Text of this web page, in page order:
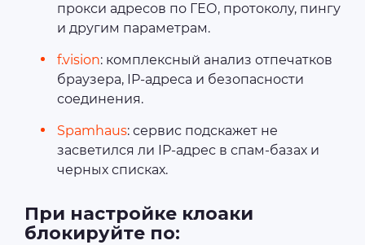
прокси адресов по ГЕО, протоколу, пингу
и другим параметрам.
f.vision: комплексный анализ отпечатков
браузера, IP-адреса и безопасности
соединения.
Spamhaus: сервис подскажет не
засветился ли IP-адрес в спам-базах и
черных списках.
При настройке клоаки
блокируйте по: